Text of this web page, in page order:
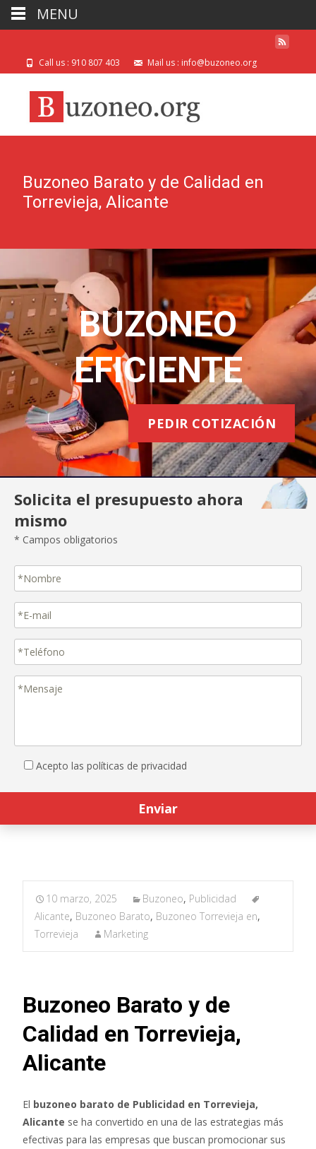
Call us : 910 807 403 Mail us : info@buzoneo.org
Buzoneo Barato y de Calidad en
Torrevieja, Alicante
BUZONEO
EFICIENTE
PEDIR COTIZACIÓN
Solicita el presupuesto ahora
mismo
* Campos obligatorios
Acepto las políticas de privacidad
10 marzo, 2025 Buzoneo, Publicidad
Alicante, Buzoneo Barato, Buzoneo Torrevieja en,
Torrevieja
Marketing
Buzoneo Barato y de
Calidad en Torrevieja,
Alicante
El buzoneo barato de Publicidad en Torrevieja,
Alicante se ha convertido en una de las estrategias más
efectivas para las empresas que buscan promocionar sus
MENU